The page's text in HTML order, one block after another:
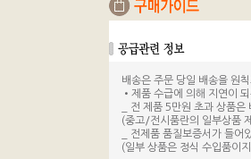
배송은 주문 당일 배송을 원
•제품 수급에 의해 지연이
_ 전 제품 5만원 초과 상품은
(중고/전시품란의 일부상품
_ 전제품 품질보증서가 들어
(일부 상품은 정식 수입품이